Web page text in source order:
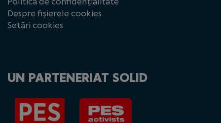
Despre fișierele cookies
Setări cookies
UN PARTENERIAT SOLID